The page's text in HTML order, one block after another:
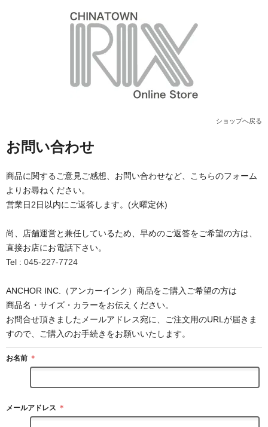
ショップへ戻る
お問い合わせ
商品に関するご意見ご感想、お問い合わせなど、こちらのフォーム
よりお尋ねください。
営業日2日以内にご返答します。(火曜定休)
尚、店舗運営と兼任しているため、早めのご返答をご希望の方は、
直接お店にお電話下さい。
Tel : 045-227-7724
ANCHOR INC.（アンカーインク）商品をご購入ご希望の方は
商品名・サイズ・カラーをお伝えください。
お問合せ頂きましたメールアドレス宛に、ご注文用のURLが届きま
すので、ご購入のお手続きをお願いいたします。
お名前 ＊
メールアドレス ＊